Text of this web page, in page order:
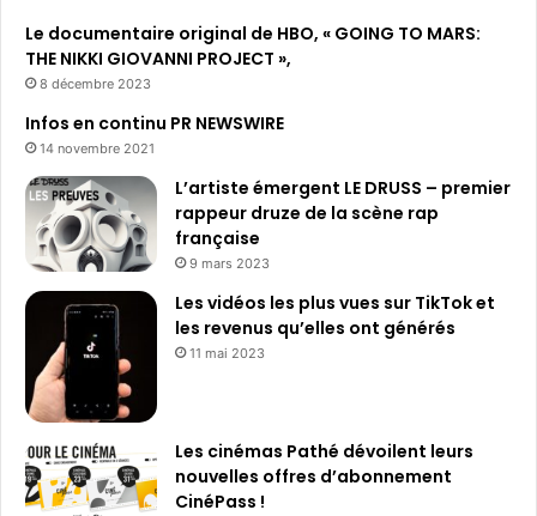
Le documentaire original de HBO, « GOING TO MARS:
THE NIKKI GIOVANNI PROJECT »,
8 décembre 2023
Infos en continu PR NEWSWIRE
14 novembre 2021
L’artiste émergent LE DRUSS – premier
rappeur druze de la scène rap
française
9 mars 2023
Les vidéos les plus vues sur TikTok et
les revenus qu’elles ont générés
11 mai 2023
Les cinémas Pathé dévoilent leurs
nouvelles offres d’abonnement
CinéPass !